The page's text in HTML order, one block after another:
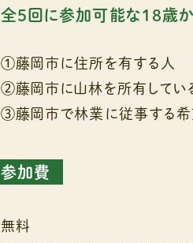
全５回に参加可能な１８歳
①藤岡市に住所を有する人
②藤岡市に山林を所有してい
③藤岡市で林業に従事する希
参加費
無料